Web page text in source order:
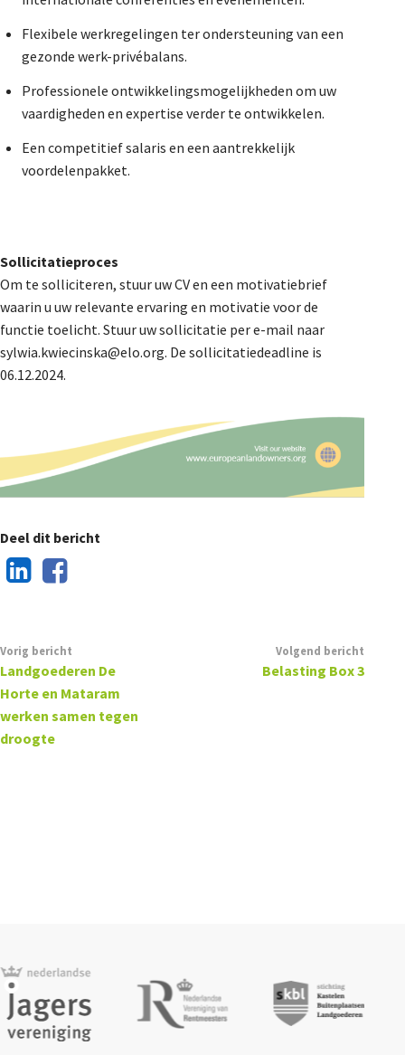
Flexibele werkregelingen ter ondersteuning van een
gezonde werk-privébalans.
Professionele ontwikkelingsmogelijkheden om uw
vaardigheden en expertise verder te ontwikkelen.
Een competitief salaris en een aantrekkelijk
voordelenpakket.
Sollicitatieproces
Om te solliciteren, stuur uw CV en een motivatiebrief
waarin u uw relevante ervaring en motivatie voor de
functie toelicht. Stuur uw sollicitatie per e-mail naar
sylwia.kwiecinska@elo.org. De sollicitatiedeadline is
06.12.2024.
Deel dit bericht
Vorig bericht
Landgoederen De
Horte en Mataram
werken samen tegen
droogte
Volgend bericht
Belasting Box 3